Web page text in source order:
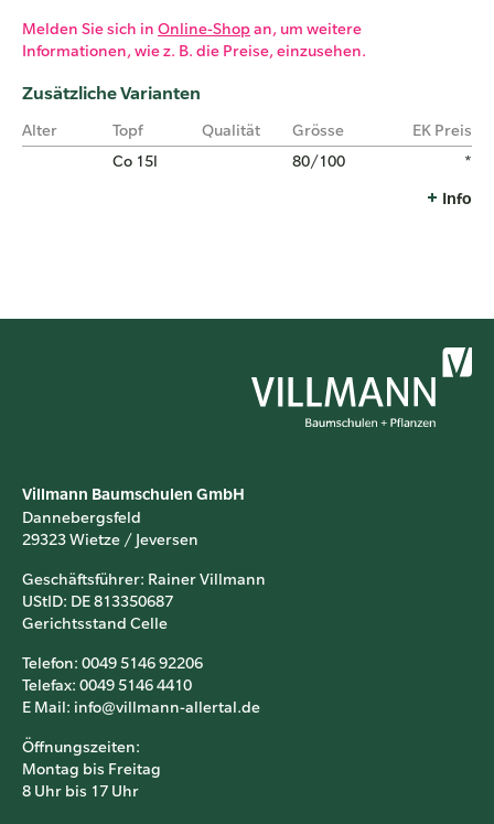
Melden Sie sich in Online-Shopan, um weitere
Informationen, wie z. B. die Preise, einzusehen.
Zusätzliche Varianten
Alter Topf Qualität Grösse
EK Preis
Co 15l
80/100 *
Info
Villmann Baumschulen GmbH
Dannebergsfeld
29323 Wietze / Jeversen
Geschäftsführer: Rainer Villmann
UStID: DE 813350687
Gerichtsstand Celle
Telefon: 0049 5146 92206
Telefax: 0049 5146 4410
E Mail: info@villmann-allertal.de
Öffnungszeiten:
Montag bis Freitag
8 Uhr bis 17 Uhr